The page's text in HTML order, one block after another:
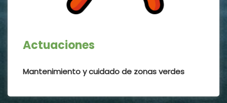
Actuaciones
Mantenimiento y cuidado de zonas verdes